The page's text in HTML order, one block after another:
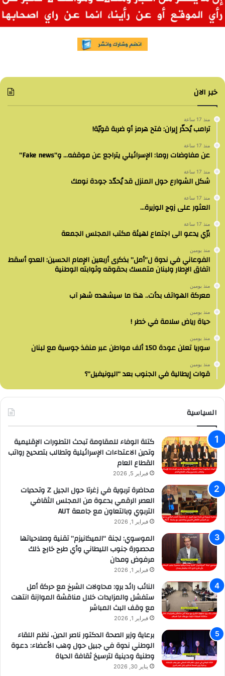
خبر الان
منذ 17 ساعة
ترامب يُحذّر إيران: فتح هرمز أو ضربة قويّة!
منذ 17 ساعة
عن مفاوضات روما: الإسرائيلي يتراجع عن موقفه… و”Fake news”
منذ 17 ساعة
شكل الشوارع حول المنزل قد يُحدّد جودة نومك
منذ 17 ساعة
العثور على زوج الوزيرة…
منذ 17 ساعة
برّي يدعو الى اجتماع لهيئة مكتب المجلس الجمعة
منذ يومين
الفوعاني في ندوة ل”أمل” بذكرى أربعين الإمام الحسين: العدو أسقط
اتفاق الإطار ولبنان متمسك بحقوقه وثوابته الوطنية
منذ يومين
معركة الهواتف بدأت.. هذا ما سيشهده شهر آب
منذ يومين
حياة رياض سلامة في خطر !
منذ يومين
سوريا تعلن عودة 150 ألف مواطن عبر منفذ جوسية مع لبنان
منذ يومين
قوات إيطالية في الجنوب بعد “اليونيفيل”؟
السياسية
كتلة الوفاء للمقاومة تبحث التطورات الإقليمية
وتدين الاعتداءات الإسرائيلية وتطالب بتصحيح رواتب
القطاع العام
فبراير 5, 2026
محاضرة تربوية في زغرتا حول الجيل Z وتحديات
العصر الرقمي بدعوة من المجلس الثقافي
التربوي وبالتعاون مع جامعة AUT
فبراير 1, 2026
الموسوي: لجنة “الميكانيزم” تقنية وصلاحياتها
محصورة جنوب الليطاني وأي طرح خارج ذلك
مرفوض ومدان
فبراير 1, 2026
النائب رائد برو: محاولات الشرخ مع حركة أمل
ستفشل والمزايدات خلال مناقشة الموازنة انتهت
مع وقف البث المباشر
فبراير 1, 2026
برعاية وزير الصحة الدكتور ناصر الدين، نظم اللقاء
الوطني ندوة في جبيل حول وهب الأعضاء: دعوة
وطنية ودينية لترسيخ ثقافة الحياة
يناير 30, 2026